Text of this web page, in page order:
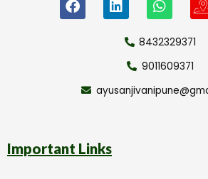
8432329371
9011609371
Important Links